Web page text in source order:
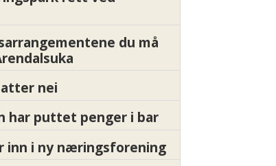
du må
atter nei
har puttet penger i bar
inn i ny næringsforening